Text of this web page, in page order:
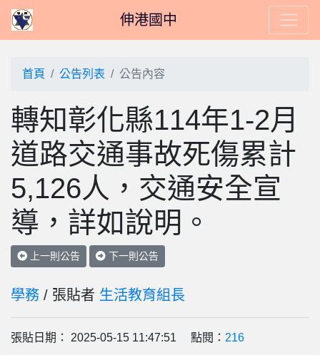
伸港國中
首頁 公告列表 公告內容
轉知彰化縣114年1-2月
道路交通事故死傷累計
5,126人，交通安全宣
導，詳如說明。
上一則公告 下一則公告
學務 / 張貼者 生活教育組長
張貼日期： 2025-05-15 11:47:51 點閱： 216